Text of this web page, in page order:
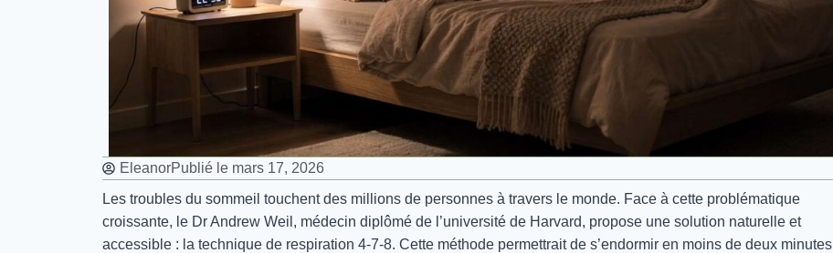
EleanorPublié le mars 17, 2026
Les troubles du sommeil touchent des millions de personnes à travers le monde. Face à cette problématique
croissante, le Dr Andrew Weil, médecin diplômé de l’université de Harvard, propose une solution naturelle et
accessible : la technique de respiration 4-7-8. Cette méthode permettrait de s’endormir en moins de deux minutes